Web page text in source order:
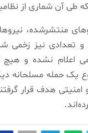
که طی آن شماری از
منتشرشده،
تعدادی نیز زخمی
اعلام نشده و هیچ
یک حمله مسلحانه
امنیتی هدف قرار